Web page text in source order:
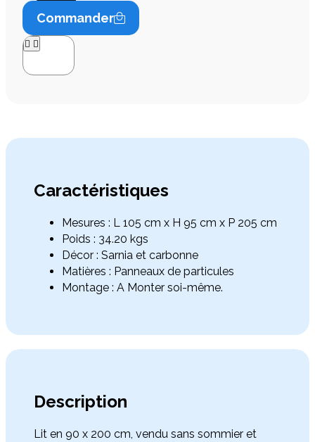
Commander
 
Caractéristiques
Mesures : L 105 cm x H 95 cm x P 205 cm
Poids : 34.20 kgs
Décor : Sarnia et carbonne
Matières : Panneaux de particules
Montage : A Monter soi-même.
Description
Lit en 90 x 200 cm, vendu sans sommier et